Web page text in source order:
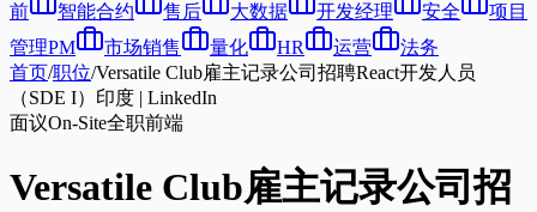
前
智能合约 售后 大数据 开发经理 安全
项目
管理PM
市场销售 量化 HR 运营
法务
首页/职位/Versatile Club雇主记录公司招聘React开发人员
（SDE I）印度 | LinkedIn
面议On-Site全职前端
Versatile Club雇主记录公司招